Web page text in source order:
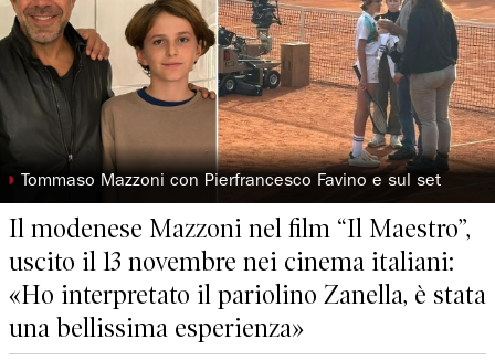
◗ Tommaso Mazzoni con Pierfrancesco Favino e sul set
Il modenese Mazzoni nel film “Il Maestro”,
uscito il 13 novembre nei cinema italiani:
«Ho interpretato il pariolino Zanella, è stata
una bellissima esperienza»